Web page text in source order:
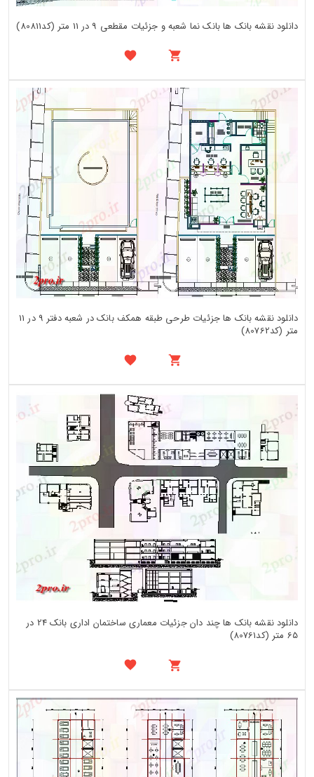
دانلود نقشه بانک ها بانک نما شعبه و جزئیات مقطعی 9 در 11 متر (کد80811)
دانلود نقشه بانک ها جزئیات طرحی طبقه همکف بانک در شعبه دفتر 9 در 11
متر (کد80762)
دانلود نقشه بانک ها چند دان جزئیات معماری ساختمان اداری بانک 24 در
65 متر (کد80761)